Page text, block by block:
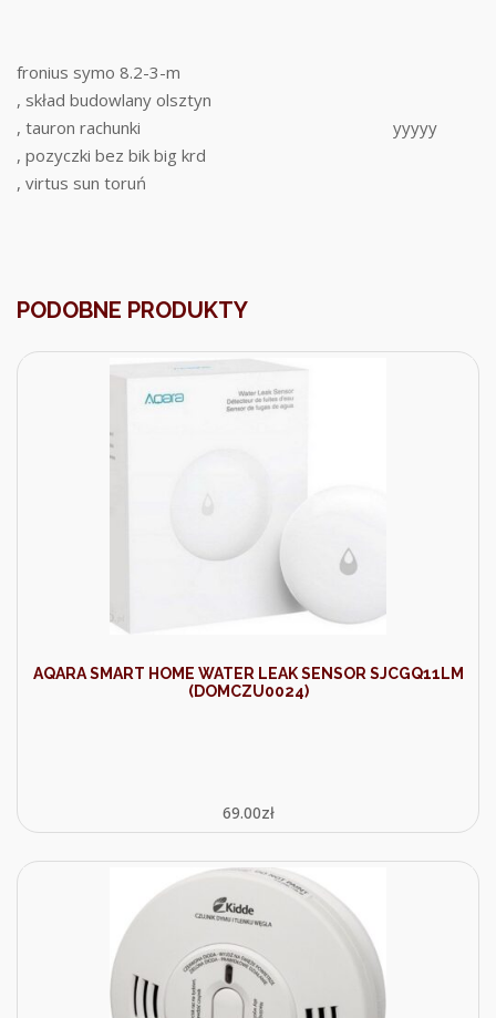
fronius symo 8.2-3-m
, skład budowlany olsztyn
, tauron rachunki
, pozyczki bez bik big krd
, virtus sun toruń
yyyyy
PODOBNE PRODUKTY
AQARA SMART HOME WATER LEAK SENSOR SJCGQ11LM
(DOMCZU0024)
69.00zł